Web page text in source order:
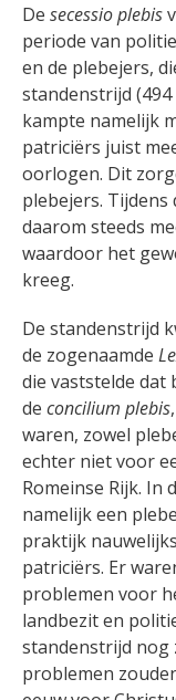
De secessio plebis
periode van
en de plebejers,
standenstrijd (494
kampte namelijk
patriciërs juist
oorlogen. Dit
plebejers.
daarom steeds
waardoor het
kreeg.
De standenstrijd
de zogenaamde
die vaststelde dat
de concilium plebis,
waren, zowel
echter niet voor
Romeinse Rijk. In
namelijk een
praktijk
patriciërs. Er
problemen voor
landbezit en
standenstrijd nog
problemen